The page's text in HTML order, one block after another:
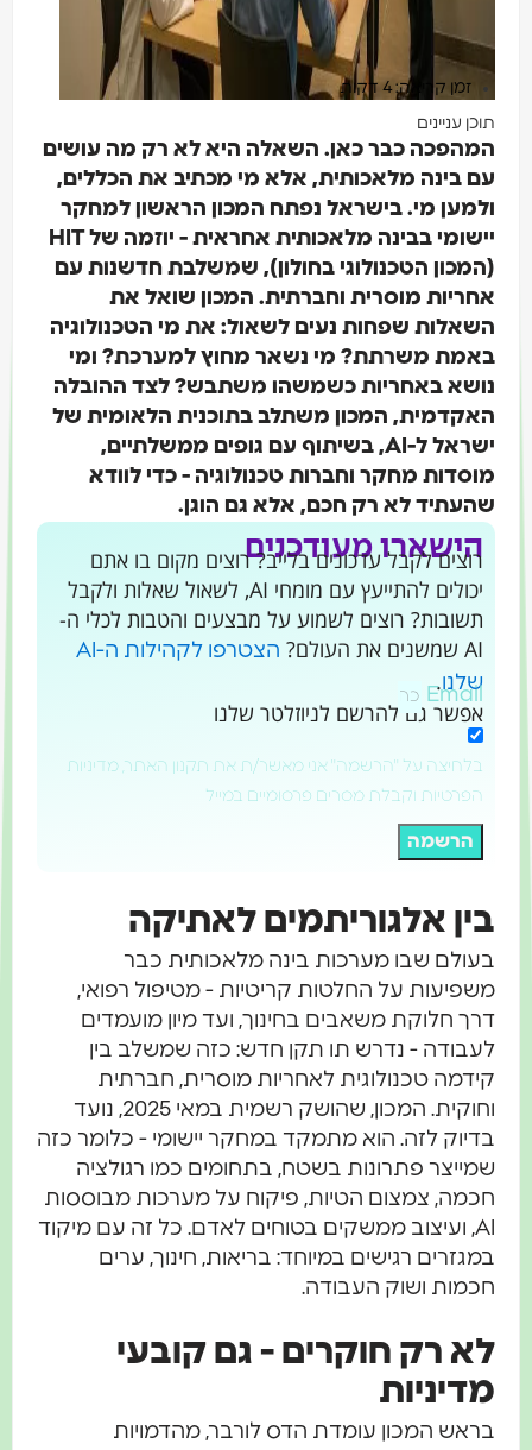
זמן קריאה: 4 דקות
תוכן עניינים
המהפכה כבר כאן. השאלה היא לא רק מה עושים
עם בינה מלאכותית, אלא מי מכתיב את הכללים,
ולמען מי. בישראל נפתח המכון הראשון למחקר
יישומי בבינה מלאכותית אחראית - יוזמה של HIT
(המכון הטכנולוגי בחולון), שמשלבת חדשנות עם
אחריות מוסרית וחברתית. המכון שואל את
השאלות שפחות נעים לשאול: את מי הטכנולוגיה
באמת משרתת? מי נשאר מחוץ למערכת? ומי
נושא באחריות כשמשהו משתבש? לצד ההובלה
האקדמית, המכון משתלב בתוכנית הלאומית של
ישראל ל-AI, בשיתוף עם גופים ממשלתיים,
מוסדות מחקר וחברות טכנולוגיה - כדי לוודא
שהעתיד לא רק חכם, אלא גם הוגן.
הישארו מעודכנים
רוצים לקבל עדכונים בלייב? רוצים מקום בו אתם
יכולים להתייעץ עם מומחי AI, לשאול שאלות ולקבל
תשובות? רוצים לשמוע על מבצעים והטבות לכלי ה-
הצטרפו לקהילות ה-AI
שלנו.
אפשר גם להרשם לניוזלטר שלנו
Email
בלחיצה על "הרשמה" אני מאשר/ת את תקנון האתר, מדיניות
הפרטיות וקבלת מסרים פרסומיים במייל
הרשמה
בין אלגוריתמים לאתיקה
בעולם שבו מערכות בינה מלאכותית כבר
משפיעות על החלטות קריטיות - מטיפול רפואי,
דרך חלוקת משאבים בחינוך, ועד מיון מועמדים
לעבודה - נדרש תו תקן חדש: כזה שמשלב בין
קידמה טכנולוגית לאחריות מוסרית, חברתית
וחוקית. המכון, שהושק רשמית במאי 2025, נועד
בדיוק לזה. הוא מתמקד במחקר יישומי - כלומר כזה
שמייצר פתרונות בשטח, בתחומים כמו רגולציה
חכמה, צמצום הטיות, פיקוח על מערכות מבוססות
AI, ועיצוב ממשקים בטוחים לאדם. כל זה עם מיקוד
במגזרים רגישים במיוחד: בריאות, חינוך, ערים
חכמות ושוק העבודה.
לא רק חוקרים - גם קובעי
מדיניות
בראש המכון עומדת הדס לורבר, מהדמויות